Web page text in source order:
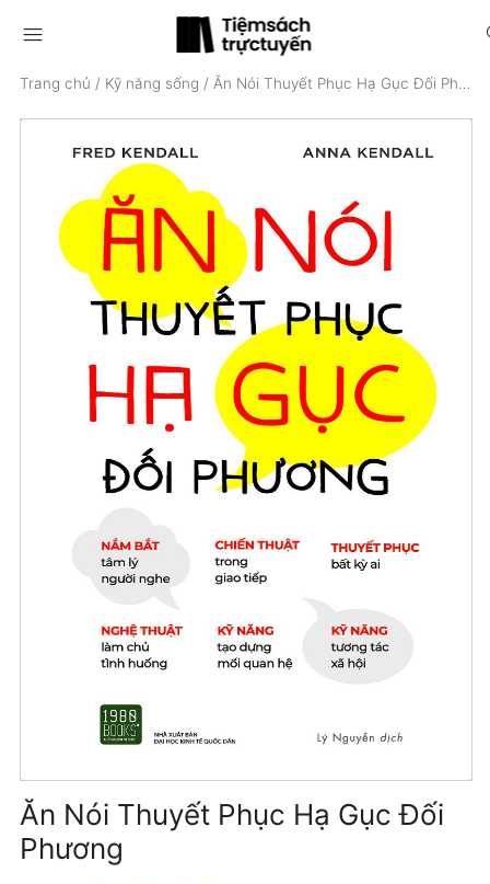
menu
Trang chủ / Kỹ năng sống / Ăn Nói Thuyết Phục Hạ Gục Đối Phương
Ăn Nói Thuyết Phục Hạ Gục Đối
Phương